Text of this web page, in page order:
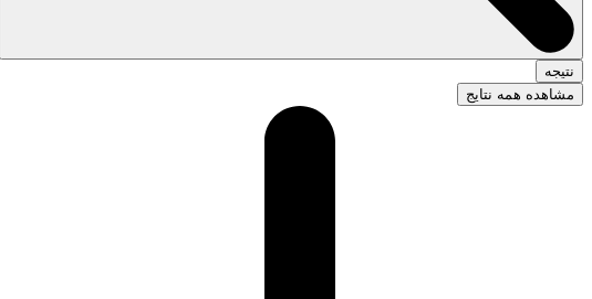
نتیجه
مشاهده همه نتایج